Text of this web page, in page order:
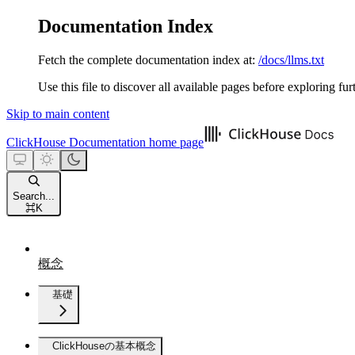
Documentation Index
Fetch the complete documentation index at: /docs/llms.txt
Use this file to discover all available pages before exploring
Skip to main content
ClickHouse Documentation home page
Search...
⌘K
概念
基礎
ClickHouseの基本概念